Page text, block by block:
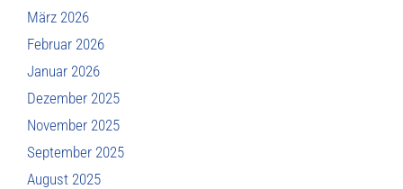
März 2026
Februar 2026
Januar 2026
Dezember 2025
November 2025
September 2025
August 2025